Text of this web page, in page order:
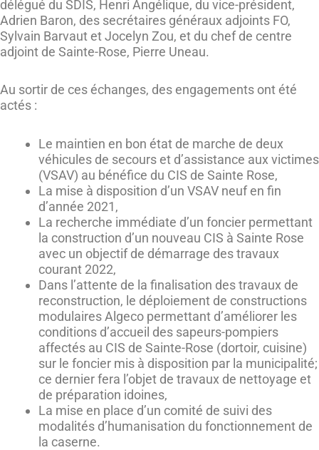
délégué du SDIS, Henri Angélique, du vice-président,
Adrien Baron, des secrétaires généraux adjoints FO,
Sylvain Barvaut et Jocelyn Zou, et du chef de centre
adjoint de Sainte-Rose, Pierre Uneau.
Au sortir de ces échanges, des engagements ont été
actés :
Le maintien en bon état de marche de deux
véhicules de secours et d’assistance aux victimes
(VSAV) au bénéfice du CIS de Sainte Rose,
La mise à disposition d’un VSAV neuf en fin
d’année 2021,
La recherche immédiate d’un foncier permettant
la construction d’un nouveau CIS à Sainte Rose
avec un objectif de démarrage des travaux
courant 2022,
Dans l’attente de la finalisation des travaux de
reconstruction, le déploiement de constructions
modulaires Algeco permettant d’améliorer les
conditions d’accueil des sapeurs-pompiers
affectés au CIS de Sainte-Rose (dortoir, cuisine)
sur le foncier mis à disposition par la municipalité;
ce dernier fera l’objet de travaux de nettoyage et
de préparation idoines,
La mise en place d’un comité de suivi des
modalités d’humanisation du fonctionnement de
la caserne.